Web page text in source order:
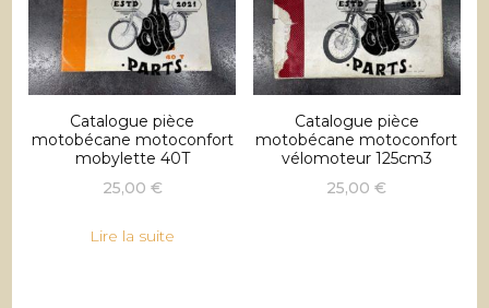
Catalogue pièce
motobécane motoconfort
mobylette 40T
25,00 €
Lire la suite
Catalogue pièce
motobécane motoconfort
vélomoteur 125cm3
25,00€